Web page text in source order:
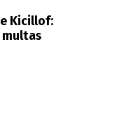
Kicillof: